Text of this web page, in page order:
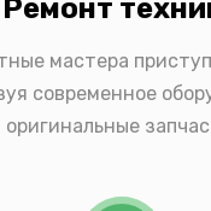
Ремонт
мастера
современное
оригинальные